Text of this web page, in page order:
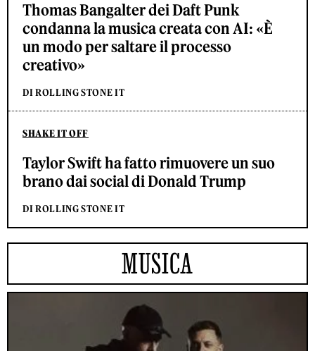
Thomas Bangalter dei Daft Punk
condanna la musica creata con AI: «È
un modo per saltare il processo
creativo»
DI ROLLING STONE IT
SHAKE IT OFF
Taylor Swift ha fatto rimuovere un suo
brano dai social di Donald Trump
DI ROLLING STONE IT
MUSICA